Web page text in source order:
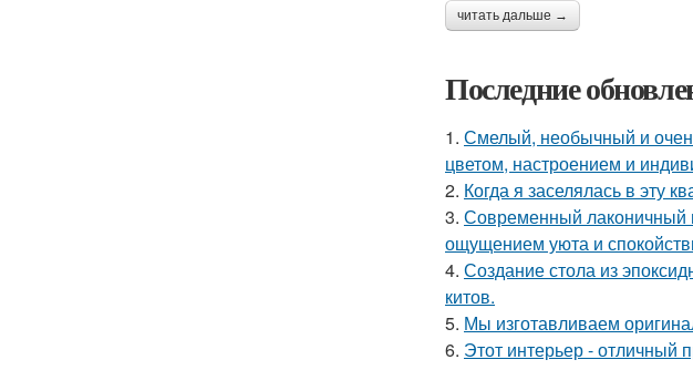
читать дальше →
Последние
1. Смелый, необычный и
цветом, настроением и
2. Когда я заселялась в эту
3. Современный лаконичный
ощущением уюта и
4. Создание стола из
китов.
5. Мы изготавливаем
6. Этот интерьер - отличный